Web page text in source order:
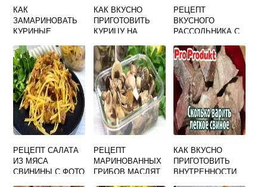
КАК
ЗАМАРИНОВАТЬ
КУРИНЫЕ
ШАШЛЫКА
ВКУСНО НА
МАНГАЛЕ РЕЦЕПТ
КАК ВКУСНО
ПРИГОТОВИТЬ
КУРИЦУ НА
СЛИВКАМИ
РЕЦЕПТ
ВКУСНОГО
РАССОЛЬНИКА С
ОГУРЦАМИ НА
ЗИМУ
РЕЦЕПТ САЛАТА
ИЗ МЯСА
СВИНИНЫ С ФОТО
РЕЦЕПТ
МАРИНОВАННЫХ
ГРИБОВ МАСЛЯТ
КАК ВКУСНО
ПРИГОТОВИТЬ
ВНУТРЕННОСТИ